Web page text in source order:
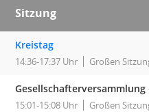
Sitzung
Kreistag
14:36-17:37 Uhr Großen
15:01-15:08 Uhr Großen